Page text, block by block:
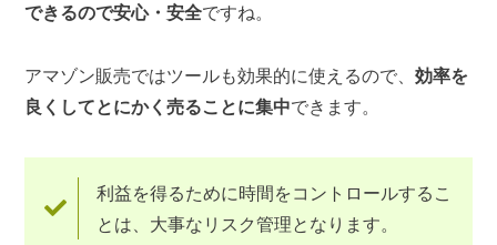
できるので安心・安全ですね。
アマゾン販売ではツールも効果的に使えるので、効率を
良くしてとにかく売ることに集中できます。
利益を得るために時間をコントロールするこ
とは、大事なリスク管理となります。